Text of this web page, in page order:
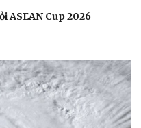
ASEAN Cup 2026